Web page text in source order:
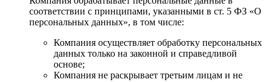
соответствии с принципами, указанными в ст. 5 ФЗ «О
персональных данных», в том числе:
Компания осуществляет обработку персональных
данных только на законной и справедливой
основе;
Компания не раскрывает третьим лицам и не